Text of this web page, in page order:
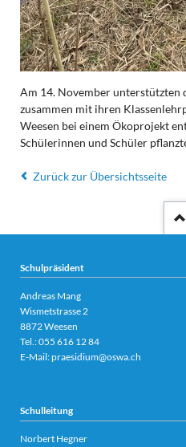
Am 14. November unterstützten
zusammen mit ihren
Weesen bei einem Ökoprojekt
Schülerinnen und Schüler
Zurück zur Übersichtsseite
Schulpräsident
Andreas Mang
Wismetstrasse 2
8872 Weesen
Tel.:055 616 12 84
E-Mail:praesidium@oswa.ch
Schulleitung
Norbert Hegner